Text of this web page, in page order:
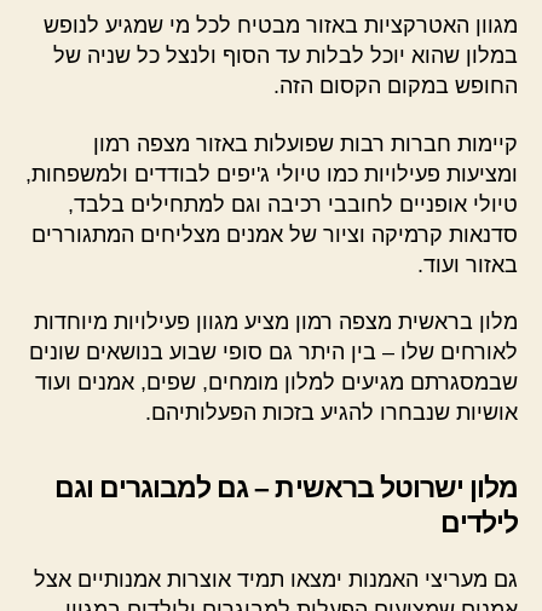
מגוון האטרקציות באזור מבטיח לכל מי שמגיע לנופש
במלון שהוא יוכל לבלות עד הסוף ולנצל כל שניה של
החופש במקום הקסום הזה.
קיימות חברות רבות שפועלות באזור מצפה רמון
ומציעות פעילויות כמו טיולי ג'יפים לבודדים ולמשפחות,
טיולי אופניים לחובבי רכיבה וגם למתחילים בלבד,
סדנאות קרמיקה וציור של אמנים מצליחים המתגוררים
באזור ועוד.
מלון בראשית מצפה רמון מציע מגוון פעילויות מיוחדות
לאורחים שלו – בין היתר גם סופי שבוע בנושאים שונים
שבמסגרתם מגיעים למלון מומחים, שפים, אמנים ועוד
אושיות שנבחרו להגיע בזכות הפעלותיהם.
מלון ישרוטל בראשית – גם למבוגרים וגם
לילדים
גם מעריצי האמנות ימצאו תמיד אוצרות אמנותיים אצל